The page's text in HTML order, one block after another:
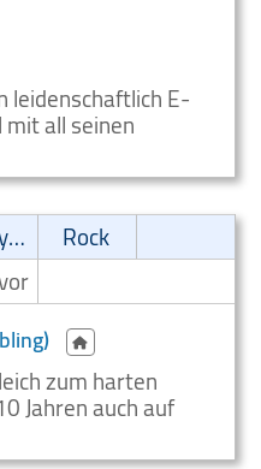
leidenschaftlich E-
all seinen
Heavy-Metal
Rock
zum harten
Jahren auch auf